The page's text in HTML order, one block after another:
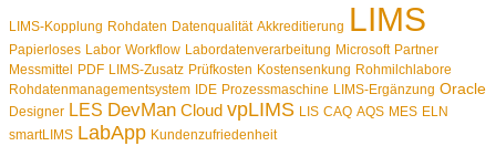
LIMS-Kopplung Rohdaten Datenqualität Akkreditierung LIMS
Papierloses Labor Workflow Labordatenverarbeitung Microsoft Partner
Messmittel
PDF LIMS-Zusatz Prüfkosten Kostensenkung Rohmilchlabore
Rohdatenmanagementsystem
IDE Prozessmaschine LIMS-Ergänzung Oracle
Designer LES DevMan Cloud vpLIMS LIS CAQ AQS MES ELN
smartLIMS LabApp Kundenzufriedenheit